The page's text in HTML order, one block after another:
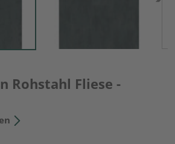
Rohstahl Fliese -